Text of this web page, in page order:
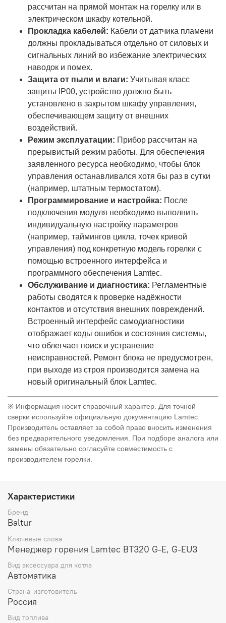
рассчитан на прямой монтаж на горелку или в
электрическом шкафу котельной.
Прокладка кабелей: Кабели от датчика пламени
должны прокладываться отдельно от силовых и
сигнальных линий во избежание электрических
наводок и помех.
Защита от пыли и влаги: Учитывая класс
защиты IP00, устройство должно быть
установлено в закрытом шкафу управления,
обеспечивающем защиту от внешних
воздействий.
Режим эксплуатации: Прибор рассчитан на
прерывистый режим работы. Для обеспечения
заявленного ресурса необходимо, чтобы блок
управления останавливался хотя бы раз в сутки
(например, штатным термостатом).
Программирование и настройка: После
подключения модуля необходимо выполнить
индивидуальную настройку параметров
(например, таймингов цикла, точек кривой
управления) под конкретную модель горелки с
помощью встроенного интерфейса и
программного обеспечения Lamtec.
Обслуживание и диагностика: Регламентные
работы сводятся к проверке надёжности
контактов и отсутствия внешних повреждений.
Встроенный интерфейс самодиагностики
отображает коды ошибок и состояния системы,
что облегчает поиск и устранение
неисправностей. Ремонт блока не предусмотрен,
при выходе из строя производится замена на
новый оригинальный блок Lamtec.
※ Информация носит справочный характер. Для точной
сверки используйте официальную документацию Lamtec.
Производитель оставляет за собой право вносить изменения
без предварительного уведомления. При подборе аналога или
замены обязательно согласуйте совместимость с
производителем горелки.
Характеристики
Бренд
Baltur
Ключевые слова
Менеджер горения Lamtec BT320 G-E, G-EU3
Вид аксессуара для котла
Автоматика
Страна-изготовитель
Россия
Вид топлива